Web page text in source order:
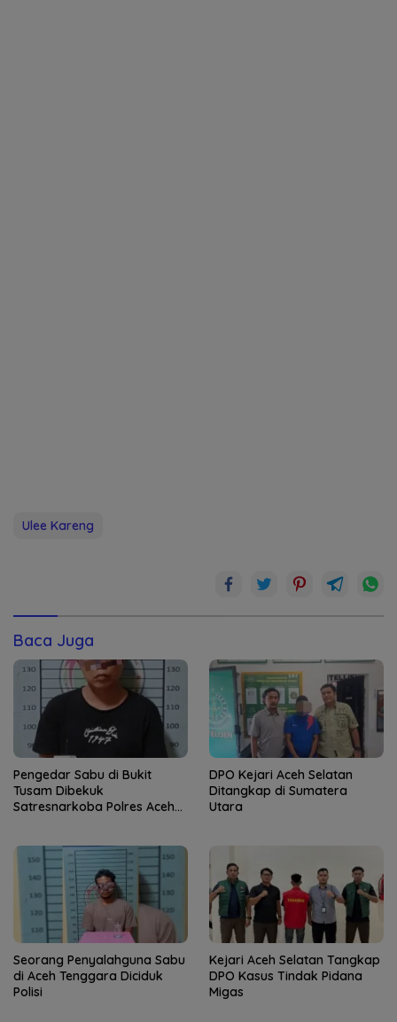
Ulee Kareng
Baca Juga
Pengedar Sabu di Bukit
Tusam Dibekuk
Satresnarkoba Polres Aceh
DPO Kejari Aceh Selatan
Ditangkap di Sumatera
Utara
Seorang Penyalahguna Sabu
di Aceh Tenggara Diciduk
Polisi
Kejari Aceh Selatan Tangkap
DPO Kasus Tindak Pidana
Migas